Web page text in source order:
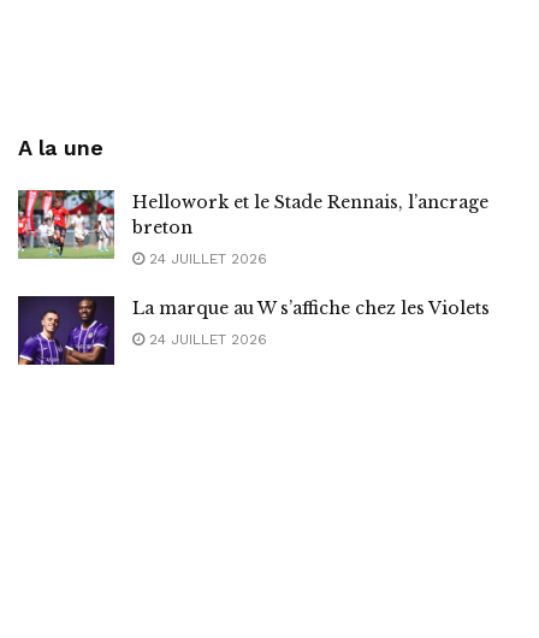
A la une
Hellowork et le Stade Rennais, l’ancrage
breton
24 JUILLET 2026
La marque au W s’affiche chez les Violets
24 JUILLET 2026